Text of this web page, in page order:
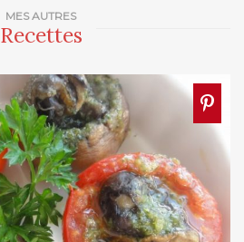
MES AUTRES
Recettes